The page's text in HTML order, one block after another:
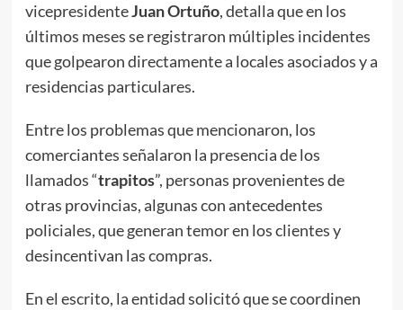
vicepresidenteJuan Ortuño, detalla que en los
últimos meses se registraron múltiples incidentes
que golpearon directamente a locales asociados y a
residencias particulares.
Entre los problemas que mencionaron, los
comerciantes señalaron la presencia de los
llamados “trapitos”, personas provenientes de
otras provincias, algunas con antecedentes
policiales, que generan temor en los clientes y
desincentivan las compras.
En el escrito, la entidad solicitó que se coordinen